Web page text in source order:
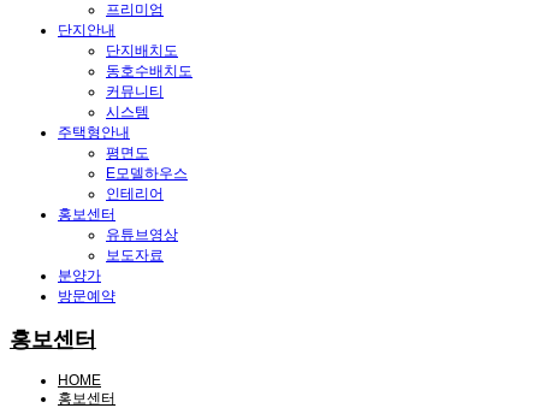
프리미엄
단지안내
단지배치도
동호수배치도
커뮤니티
시스템
주택형안내
평면도
E모델하우스
인테리어
홍보센터
유튜브영상
보도자료
분양가
방문예약
홍보센터
HOME
홍보센터